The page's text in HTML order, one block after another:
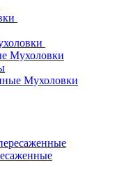
Мухоловки
Мухоловки